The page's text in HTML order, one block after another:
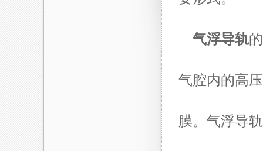
气浮导轨
气腔内的高
膜。气浮导